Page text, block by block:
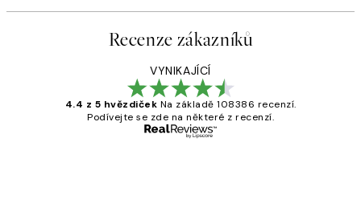
Recenze zákazníků
VYNIKAJÍCÍ
4.4 z 5 hvězdiček Na základě 108386 recenzí.
Podívejte se zde na některé z recenzí.